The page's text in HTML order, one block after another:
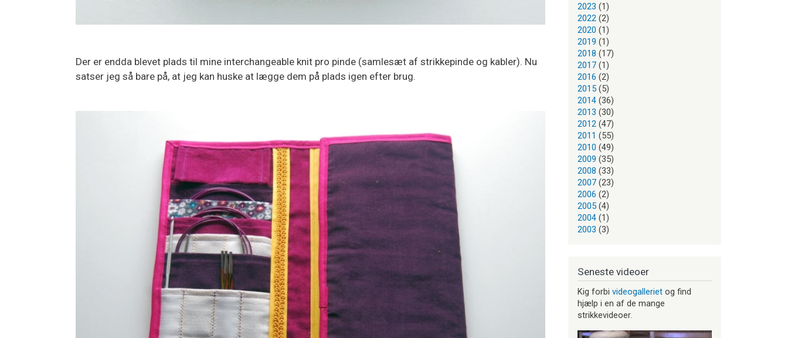
Der er endda blevet plads til mine interchangeable knit pro pinde (samlesæt af strikkepinde og kabler). Nu
satser jeg så bare på, at jeg kan huske at lægge dem på plads igen efter brug.
2023 (1)
2022 (2)
2020 (1)
2019 (1)
2018 (17)
2017 (1)
2016 (2)
2015 (5)
2014 (36)
2013 (30)
2012 (47)
2011 (55)
2010 (49)
2009 (35)
2008 (33)
2007 (23)
2006 (2)
2005 (4)
2004 (1)
2003 (3)
Seneste videoer
Kig forbi videogalleriet og find
hjælp i en af de mange
strikkevideoer.